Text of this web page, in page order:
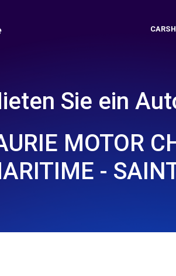
Sie ein
MOTOR
-